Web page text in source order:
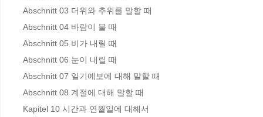
Abschnitt 03 더위와 추위를 말할 때
Abschnitt 04 바람이 불 때
Abschnitt 05 비가 내릴 때
Abschnitt 06 눈이 내릴 때
Abschnitt 07 일기예보에 대해 말할 때
Abschnitt 08 계절에 대해 말할 때
Kapitel 10 시간과 연월일에 대해서